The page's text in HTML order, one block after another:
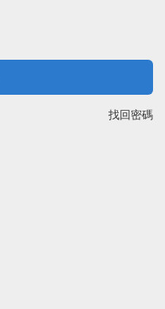
找回密碼